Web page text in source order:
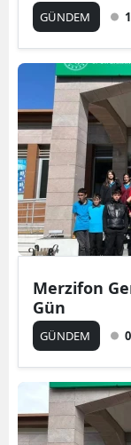
GÜNDEM
Merzifon
Gün
GÜNDEM